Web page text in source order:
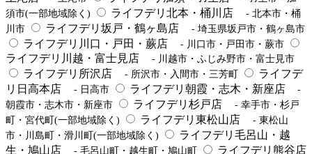
須市(一部地域除く)
ライフデリ北本・桶川店
- 北本市・桶
川市
ライフデリ坂戸・鶴ヶ島店 - 埼玉県坂戸市・鶴ヶ島市
ライフデリ川口・戸田・蕨店 - 川口市・戸田市・蕨市
ライフデリ川越・富士見店 - 川越市・ふじみ野市・富士見市
ライフデリ所沢店 - 所沢市・入間市・三芳町
ライフデ
リ日高本店
- 日高市 ライフデリ朝霞・志木・新座店
-
朝霞市・志木市・新座市
ライフデリ杉戸店
- 幸手市・杉戸
町・宮代町(一部地域除く)
ライフデリ東松山店
- 東松山
市・川島町・滑川町(一部地域除く)
ライフデリ毛呂山・越
生・鳩山店
- 毛呂山町・越生町・鳩山町 ライフデリ熊谷店